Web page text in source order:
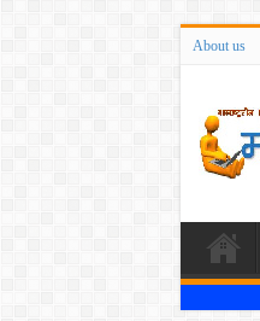
About us